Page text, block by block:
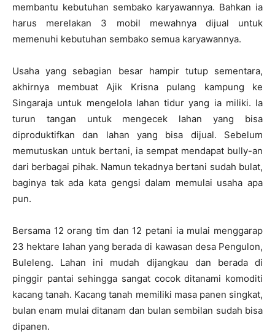
membantu kebutuhan sembako karyawannya. Bahkan ia
harus merelakan 3 mobil mewahnya dijual untuk
memenuhi kebutuhan sembako semua karyawannya.
Usaha yang sebagian besar hampir tutup sementara,
akhirnya membuat Ajik Krisna pulang kampung ke
Singaraja untuk mengelola lahan tidur yang ia miliki. Ia
turun tangan untuk mengecek lahan yang bisa
diproduktifkan dan lahan yang bisa dijual. Sebelum
memutuskan untuk bertani, ia sempat mendapat bully-an
dari berbagai pihak. Namun tekadnya bertani sudah bulat,
baginya tak ada kata gengsi dalam memulai usaha apa
pun.
Bersama 12 orang tim dan 12 petani ia mulai menggarap
23 hektare lahan yang berada di kawasan desa Pengulon,
Buleleng. Lahan ini mudah dijangkau dan berada di
pinggir pantai sehingga sangat cocok ditanami komoditi
kacang tanah. Kacang tanah memiliki masa panen singkat,
bulan enam mulai ditanam dan bulan sembilan sudah bisa
dipanen.